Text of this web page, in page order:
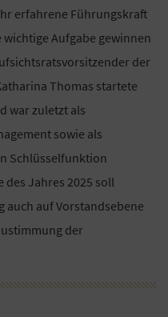
erfahrene Führungskraft
wichtige Aufgabe gewinnen
der
Thomas startete
war zuletzt als
sowie als
Schlüsselfunktion
des Jahres 2025 soll
auch auf Vorstandsebene
der